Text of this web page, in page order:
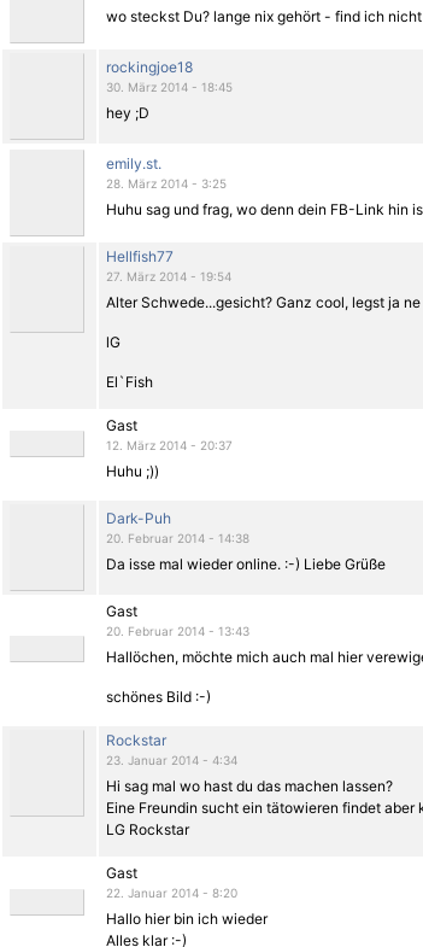
wo steckst Du? lange nix gehört - find ich nicht
rockingjoe18
30. März 2014 - 18:45
hey ;D
emily.st.
28. März 2014 - 3:25
Huhu sag und frag, wo denn dein FB-Link hin
Hellfish77
27. März 2014 - 19:54
Alter Schwede...gesicht? Ganz cool, legst ja
lG
El`Fish
Gast
12. März 2014 - 20:37
Huhu ;))
Dark-Puh
20. Februar 2014 - 14:38
Da isse mal wieder online. :-) Liebe Grüße
Gast
20. Februar 2014 - 13:43
Hallöchen, möchte mich auch mal hier
schönes Bild :-)
Rockstar
23. Januar 2014 - 4:34
Hi sag mal wo hast du das machen lassen?
Eine Freundin sucht ein tätowieren findet
LG Rockstar
Gast
22. Januar 2014 - 8:20
Hallo hier bin ich wieder
Alles klar :-)